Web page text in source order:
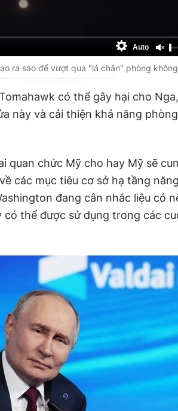
Auto
ra sao để vượt qua "lá chắn" phòng
có thể gây hại cho
này và cải thiện khả năng
quan chức Mỹ cho hay Mỹ sẽ
các mục tiêu cơ sở hạ tầng
đang cân nhắc liệu có
có thể được sử dụng trong các